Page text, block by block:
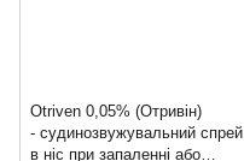
Otriven 0,05% (Отривін)
- судинозвужувальний спрей
в ніс при запаленні або